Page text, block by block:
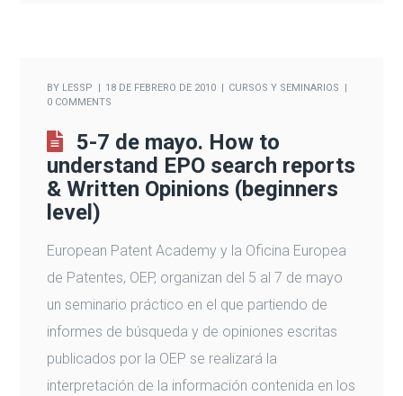
BY LESSP 18 DE FEBRERO DE 2010
CURSOS Y SEMINARIOS
0 COMMENTS
5-7 de mayo. How to
understand EPO search reports
& Written Opinions (beginners
level)
European Patent Academy y la Oficina Europea
de Patentes, OEP, organizan del 5 al 7 de mayo
un seminario práctico en el que partiendo de
informes de búsqueda y de opiniones escritas
publicados por la OEP se realizará la
interpretación de la información contenida en los